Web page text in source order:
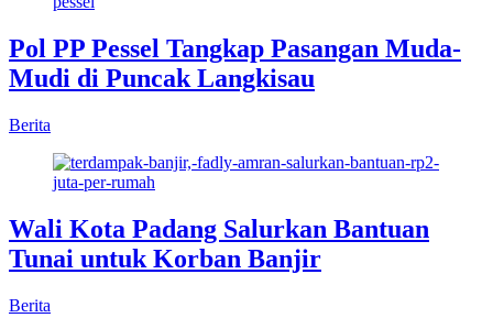
Pol PP Pessel Tangkap Pasangan Muda-
Mudi di Puncak Langkisau
Berita
Wali Kota Padang Salurkan Bantuan
Tunai untuk Korban Banjir
Berita